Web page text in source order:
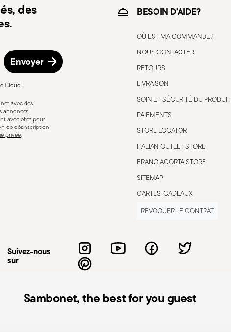
Compatible avec cuisinière à
des
Envoyer
Cloud.
avec des
annonces
avec effet pour
de désinscription
privée.
BESOIN D'AIDE?
OÙ EST MA COMMANDE?
NOUS CONTACTER
RETOURS
LIVRAISON
SOIN ET SÉCURITÉ DU PRODUIT
PAIEMENTS
STORE LOCATOR
ITALIAN OUTLET STORE
FRANCIACORTA STORE
SITEMAP
CARTES-CADEAUX
RÉVOQUER LE CONTRAT
Suivez-nous
sur
Sambonet, the best for you guest